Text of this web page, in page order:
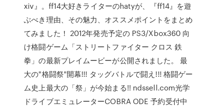
xiv』。ff14大好きライターのhatyが、『ff14』を遊
ぶべき理由、その魅力、オススメポイントをまとめ
てみました！ 2012年発売予定の PS3/Xbox360 向
け格闘ゲーム「ストリートファイター クロス 鉄
拳」の最新プレイムービーが公開されました。 最
大の"格闘祭"開幕!!! タッグバトルで闘え!!! 格闘ゲー
ム史上最大の「祭」が今始まる!! ndssell.com光学
ドライブエミュレーターCOBRA ODE 予約受付中